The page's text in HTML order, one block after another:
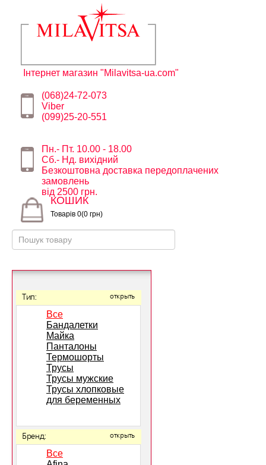
Інтернет магазин "Milavitsa-ua.com"
(068)24-72-073
Viber
(099)25-20-551
Пн.- Пт. 10.00 - 18.00
Сб.- Нд. вихідний
Безкоштовна доставка передоплачених
замовлень
від 2500 грн.
КОШИК
Товарів 0(0 грн)
Тип: открыть
Все
Бандалетки
Майка
Панталоны
Термошорты
Трусы
Трусы мужские
Трусы хлопковые
для беременных
Бренд: открыть
Все